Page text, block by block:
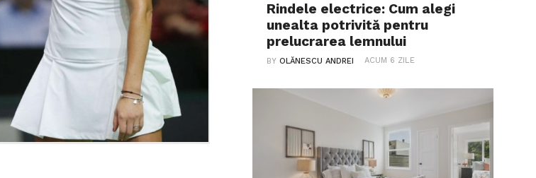
Rindele electrice: Cum alegi
unealta potrivită pentru
prelucrarea lemnului
BYOLĂNESCU ANDREI ACUM 6 ZILE